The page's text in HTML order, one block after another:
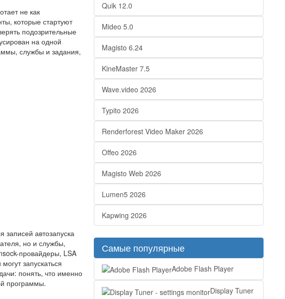
не как
которые стартуют
подозрительные
на одной
службы и задания,
автозапуска
но и службы,
провайдеры, LSA
запускаться
понять, что именно
программы.
Quik 12.0
Mideo 5.0
Magisto 6.24
KineMaster 7.5
Wave.video 2026
Typito 2026
Renderforest Video Maker 2026
Offeo 2026
Magisto Web 2026
Lumen5 2026
Kapwing 2026
Самые популярные
Adobe Flash Player
Display Tuner